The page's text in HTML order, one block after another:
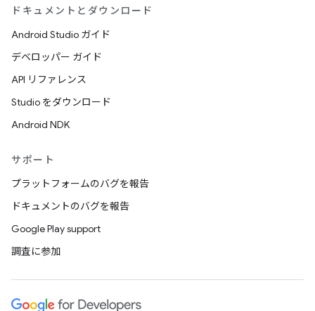
ドキュメントとダウンロード
Android Studio ガイド
デベロッパー ガイド
API リファレンス
Studio をダウンロード
Android NDK
サポート
プラットフォームのバグを報告
ドキュメントのバグを報告
Google Play support
調査に参加